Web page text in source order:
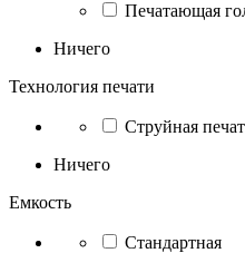
Печатающая
Ничего
Технология печати
Струйная
Ничего
Емкость
Стандартная